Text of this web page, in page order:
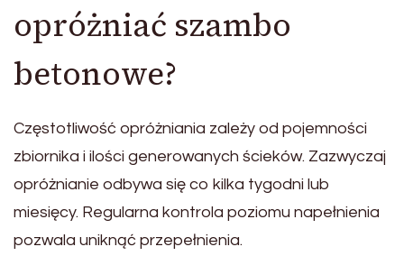
opróżniać szambo
betonowe?
Częstotliwość opróżniania zależy od pojemności
zbiornika i ilości generowanych ścieków. Zazwyczaj
opróżnianie odbywa się co kilka tygodni lub
miesięcy. Regularna kontrola poziomu napełnienia
pozwala uniknąć przepełnienia.